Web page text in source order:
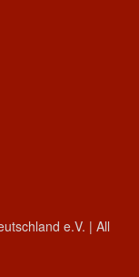
e.V. | All